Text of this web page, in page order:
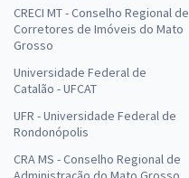
CRECI MT - Conselho Regional de
Corretores de Imóveis do Mato
Grosso
Universidade Federal de
Catalão - UFCAT
UFR - Universidade Federal de
Rondonópolis
CRA MS - Conselho Regional de